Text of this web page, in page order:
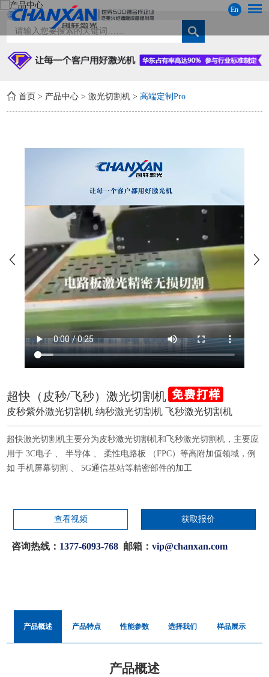
En
首页 > 产品中心 >激光切割机 >高端定制Pro
超快（皮秒/飞秒）激光切割机
皮秒紫外激光切割机 纳秒激光切割机 飞秒激光切割机
超快激光切割机主要分为皮秒激光切割机和飞秒激光切割机，主要应
用于 3C电子 、 半导体 、 柔性电路板 （FPC）等高附加值领域，例
如 手机屏幕切割 、 5G通信基站等精密部件的加工
查看视频 获取报价
咨询热线： 1377-6093-768 邮箱：vip@chanxan.com
产品概述 产品特点 性能参数 选择我们 样品展示
产品概述